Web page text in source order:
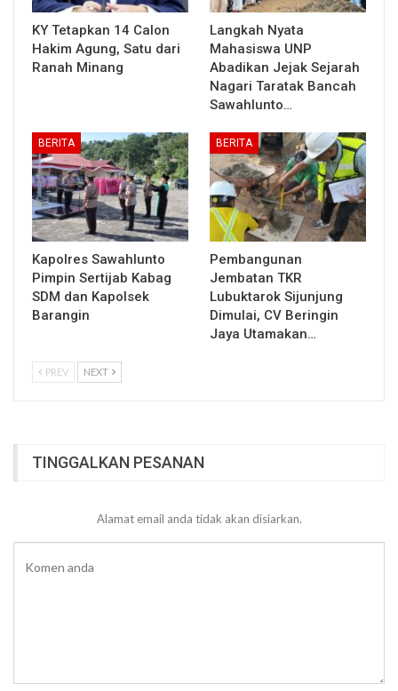
KY Tetapkan 14 Calon
Hakim Agung, Satu dari
Ranah Minang
Langkah Nyata
Mahasiswa UNP
Abadikan Jejak Sejarah
Nagari Taratak Bancah
Sawahlunto…
BERITA
Kapolres Sawahlunto
Pimpin Sertijab Kabag
SDM dan Kapolsek
Barangin
BERITA
Pembangunan
Jembatan TKR
Lubuktarok Sijunjung
Dimulai, CV Beringin
Jaya Utamakan…
PREV NEXT
TINGGALKAN PESANAN
Alamat email anda tidak akan disiarkan.